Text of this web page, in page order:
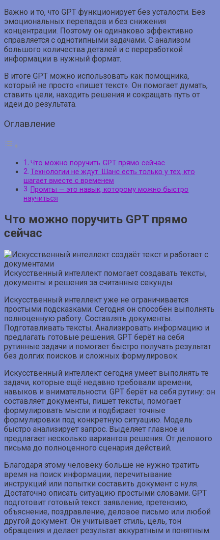
Важно и то, что GPT функционирует без усталости. Без
эмоциональных перепадов и без снижения
концентрации. Поэтому он одинаково эффективно
справляется с однотипными задачами. С анализом
большого количества деталей и с переработкой
информации в нужный формат.
В итоге GPT можно использовать как помощника,
который не просто «пишет текст». Он помогает думать,
ставить цели, находить решения и сокращать путь от
идеи до результата.
Оглавление
Что можно поручить GPT прямо сейчас
Технологии не ждут. Шанс есть только у тех, кто
шагает вместе с временем
Промты — это навык, которому можно быстро
научиться
Что можно поручить GPT прямо
сейчас
Искусственный интеллект помогает создавать тексты,
документы и решения за считанные секунды
Искусственный интеллект уже не ограничивается
простыми подсказками. Сегодня он способен выполнять
полноценную работу. Составлять документы.
Подготавливать тексты. Анализировать информацию и
предлагать готовые решения. GPT берёт на себя
рутинные задачи и помогает быстро получать результат
без долгих поисков и сложных формулировок.
Искусственный интеллект сегодня умеет выполнять те
задачи, которые ещё недавно требовали времени,
навыков и внимательности. GPT берёт на себя рутину: он
составляет документы, пишет тексты, помогает
формулировать мысли и подбирает точные
формулировки под конкретную ситуацию. Модель
быстро анализирует запрос. Выделяет главное и
предлагает несколько вариантов решения. От делового
письма до полноценного сценария действий.
Благодаря этому человеку больше не нужно тратить
время на поиск информации, перечитывание
инструкций или попытки составить документ с нуля.
Достаточно описать ситуацию простыми словами. GPT
подготовит готовый текст: заявление, претензию,
объяснение, поздравление, деловое письмо или любой
другой документ. Он учитывает стиль, цель, тон
обращения и делает результат аккуратным и понятным.